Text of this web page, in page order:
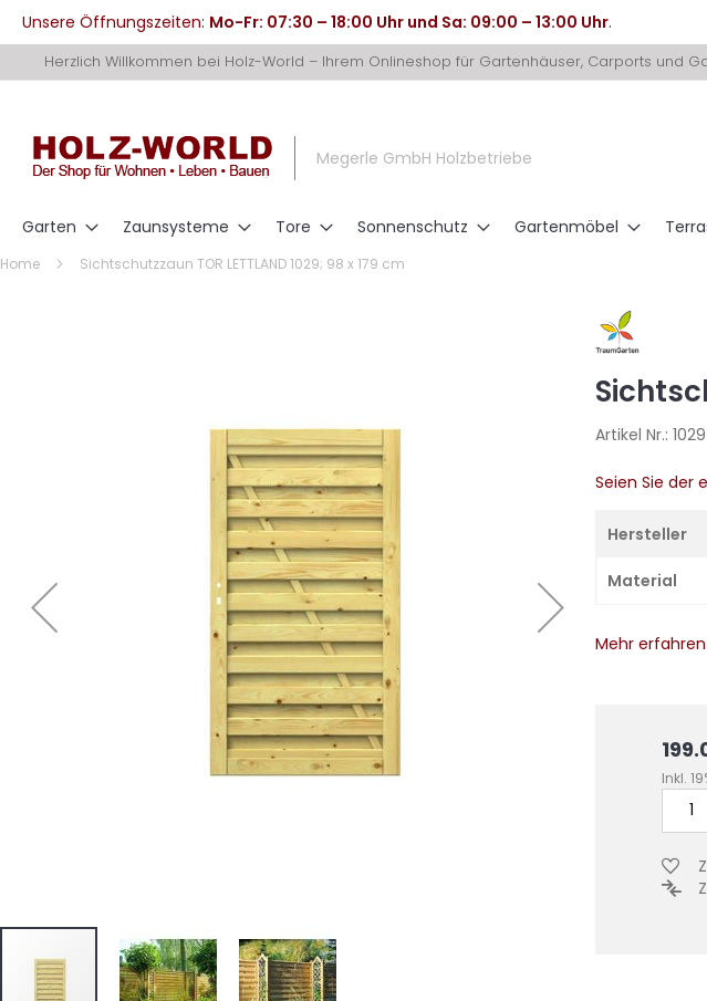
Unsere Öffnungszeiten: Mo-Fr: 07:30 – 18:00 Uhr und Sa: 09:00 – 13:00 Uhr.
zum
Herzlich Willkommen bei Holz-World – Ihrem Onlineshop für Gartenhäuser, Carports und
Megerle GmbH Holzbetriebe
Garten Zaunsysteme Tore Sonnenschutz Gartenmöbel
Home Sichtschutzzaun TOR LETTLAND 1029; 98 x 179 cm
Artikel Nr.: 1029
Seien Sie der
Hersteller
Material
Mehr erfahren
Inkl.